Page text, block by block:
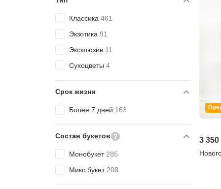
Классика 461
Экзотика 91
Эксклюзив 11
Сухоцветы 4
Срок жизни
Более 7 дней 163
Состав букетов
Монобукет 285
Микс букет 208
3 350